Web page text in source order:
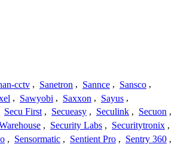
cctv , Sanetron , Sannce , Sansco ,
, Sawyobi , Saxxon , Sayus ,
Secu First , Secueasy , Seculink , Secuon ,
, Security Labs , Securitytronix ,
, Sensormatic , Sentient Pro , Sentry 360 ,